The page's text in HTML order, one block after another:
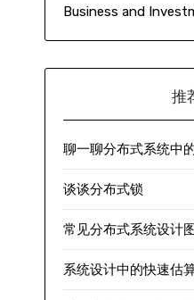
Business and
推
聊一聊分布式系统中
谈谈分布式锁
常见分布式系统设计
系统设计中的快速估